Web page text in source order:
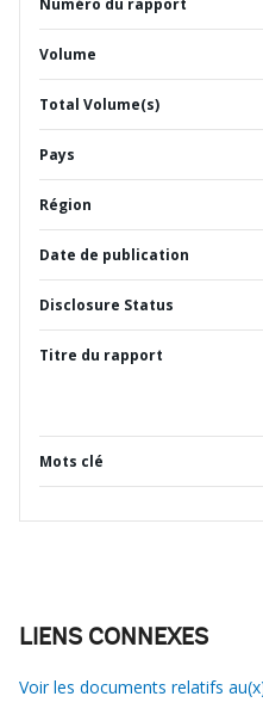
Numéro du rapport
Volume
Total Volume(s)
Pays
Région
Date de publication
Disclosure Status
Titre du rapport
Mots clé
LIENS CONNEXES
Voir les documents relatifs